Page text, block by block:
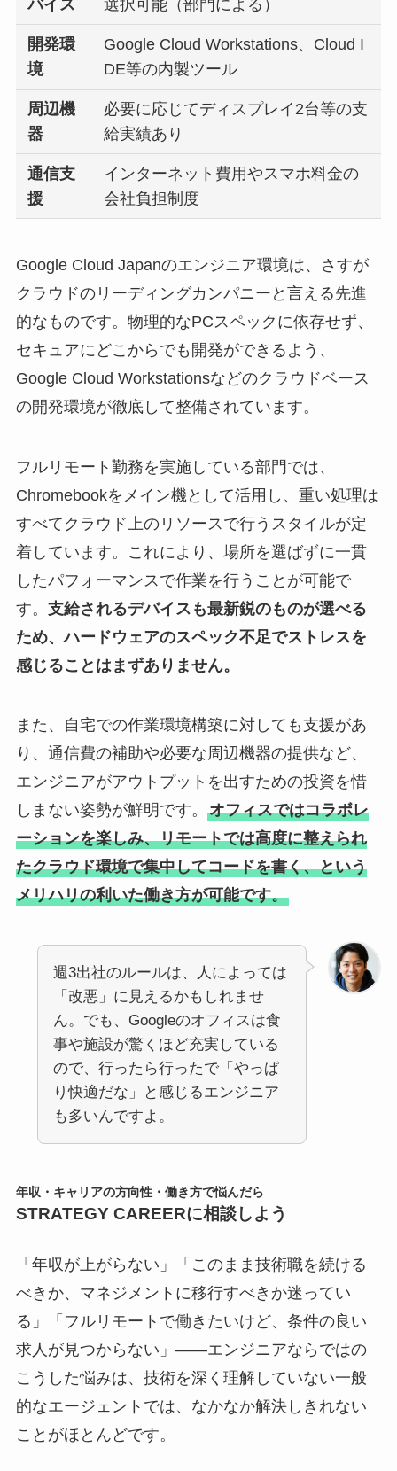
バイス 選択可能（部門による）
開発環
境
Google Cloud Workstations、Cloud I
DE等の内製ツール
周辺機
器
必要に応じてディスプレイ2台等の支
給実績あり
通信支
援
インターネット費用やスマホ料金の
会社負担制度
Google Cloud Japanのエンジニア環境は、さすが
クラウドのリーディングカンパニーと言える先進
的なものです。物理的なPCスペックに依存せず、
セキュアにどこからでも開発ができるよう、
Google Cloud Workstationsなどのクラウドベース
の開発環境が徹底して整備されています。
フルリモート勤務を実施している部門では、
Chromebookをメイン機として活用し、重い処理は
すべてクラウド上のリソースで行うスタイルが定
着しています。これにより、場所を選ばずに一貫
したパフォーマンスで作業を行うことが可能で
す。 支給されるデバイスも最新鋭のものが選べる
ため、ハードウェアのスペック不足でストレスを
感じることはまずありません。
また、自宅での作業環境構築に対しても支援があ
り、通信費の補助や必要な周辺機器の提供など、
エンジニアがアウトプットを出すための投資を惜
しまない姿勢が鮮明です。 オフィスではコラボレ
ーションを楽しみ、リモートでは高度に整えられ
たクラウド環境で集中してコードを書く、という
メリハリの利いた働き方が可能です。
週3出社のルールは、人によっては
「改悪」に見えるかもしれませ
ん。でも、Googleのオフィスは食
事や施設が驚くほど充実している
ので、行ったら行ったで「やっぱ
り快適だな」と感じるエンジニア
も多いんですよ。
年収・キャリアの方向性・働き方で悩んだら
STRATEGY CAREERに相談しよう
「年収が上がらない」「このまま技術職を続ける
べきか、マネジメントに移行すべきか迷ってい
る」「フルリモートで働きたいけど、条件の良い
求人が見つからない」――エンジニアならではの
こうした悩みは、技術を深く理解していない一般
的なエージェントでは、なかなか解決しきれない
ことがほとんどです。